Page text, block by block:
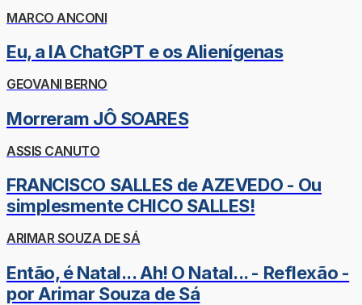
MARCO ANCONI
Eu, a IA ChatGPT e os Alienígenas
GEOVANI BERNO
Morreram JÔ SOARES
ASSIS CANUTO
FRANCISCO SALLES de AZEVEDO - Ou
simplesmente CHICO SALLES!
ARIMAR SOUZA DE SÁ
Então, é Natal... Ah! O Natal... - Reflexão -
por Arimar Souza de Sá